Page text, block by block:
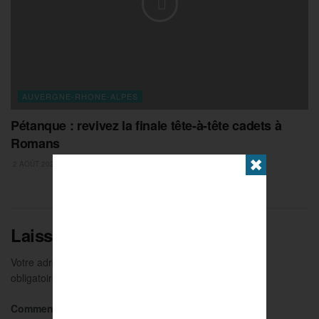
AUVERGNE-RHONE-ALPES
Pétanque : revivez la finale tête-à-tête cadets à
Romans
Laisser un commentaire
Votre adresse e-mail ne sera pas publiée.
obligatoires sont indiqués avec
Commentaire
✖